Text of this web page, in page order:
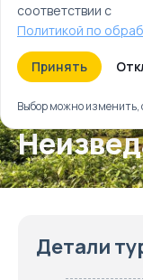
Детали
соответствии с
Политикой по
Принять
Выбор можно изменить,